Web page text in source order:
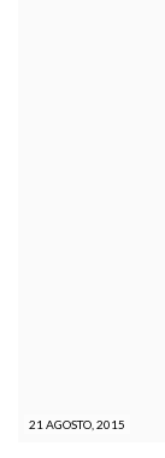
21 AGOSTO, 2015